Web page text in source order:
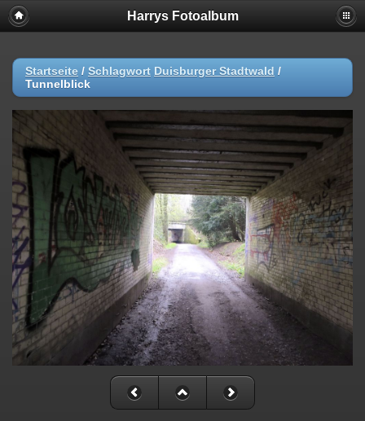
Harrys Fotoalbum
Startseite / Schlagwort Duisburger Stadtwald /
Tunnelblick